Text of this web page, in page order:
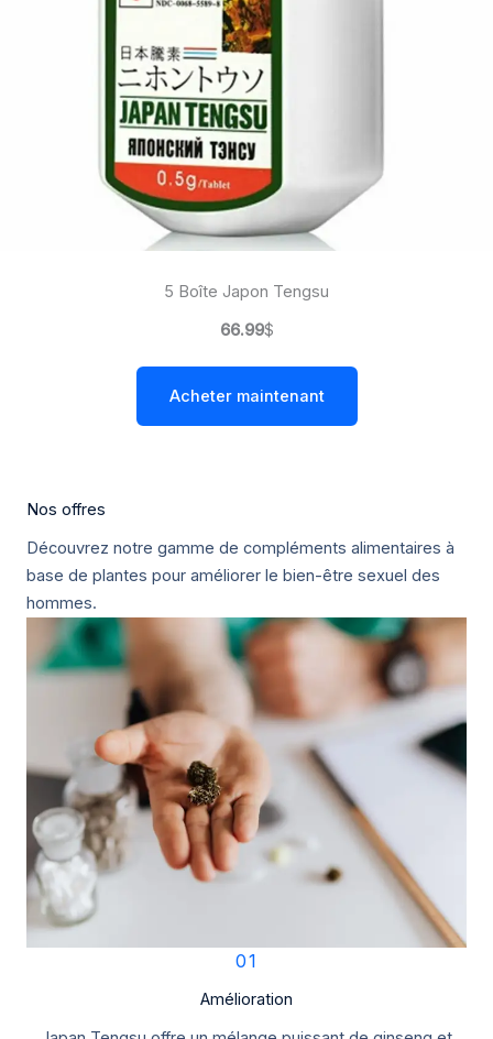
5 Boîte Japon Tengsu
66.99$
Acheter maintenant
Nos offres
Découvrez notre gamme de compléments alimentaires à
base de plantes pour améliorer le bien-être sexuel des
hommes.
01
Amélioration